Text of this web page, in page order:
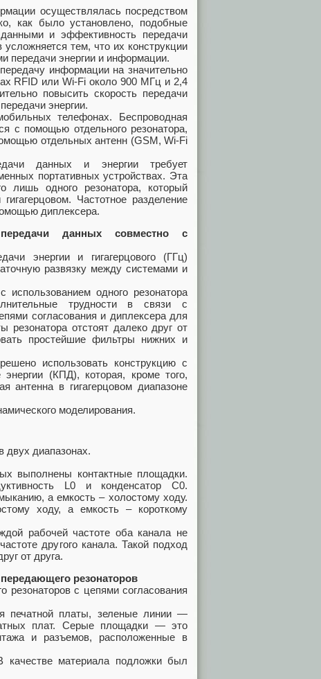
осуществлялась посредством
как было установлено, подобные
и эффективность передачи
усложняется тем, что их конструкции
передачи энергии и информации.
информации на значительно
RFID или Wi-Fi около 900 МГц и 2,4
повысить скорость передачи
энергии.
телефонах. Беспроводная
с помощью отдельного резонатора,
отдельных антенн (GSM, Wi-Fi
данных и энергии требует
портативных устройствах. Эта
лишь одного резонатора, который
Частотное разделение
диплексера.
данных совместно с
энергии и гигагерцового (ГГц)
развязку между системами и
одного резонатора
трудности в связи с
согласования и диплексера для
резонатора отстоят далеко друг от
простейшие фильтры нижних и
использовать конструкцию с
(КПД), которая, кроме того,
антенна в гигагерцовом диапазоне
моделирования.
двух диапазонах.
выполнены контактные площадки.
L0 и конденсатор C0.
а емкость – холостому ходу.
ходу, а емкость – короткому
рабочей частоте оба канала не
другого канала. Такой подход
от друга.
резонаторов
с цепями согласования
печатной платы, зеленые линии —
плат. Серые площадки — это
и разъемов, расположенные в
качестве материала подложки был